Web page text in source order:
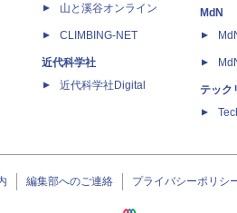
山と溪谷オンライン
CLIMBING-NET
近代科学社
近代科学社Digital
MdN
テック
編集部へのご連絡 プライバシーポリシ